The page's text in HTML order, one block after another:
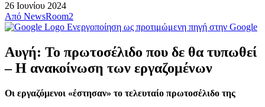
26 Ιουνίου 2024
Από NewsRoom2
Ενεργοποίηση ως προτιμώμενη πηγή στην Google
Αυγή: Το πρωτοσέλιδο που δε θα τυπωθεί
– Η ανακοίνωση των εργαζομένων
Οι εργαζόμενοι «έστησαν» το τελευταίο πρωτοσέλιδο της